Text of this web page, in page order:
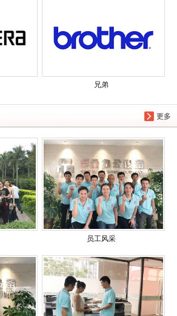
兄弟
更多
员工风采